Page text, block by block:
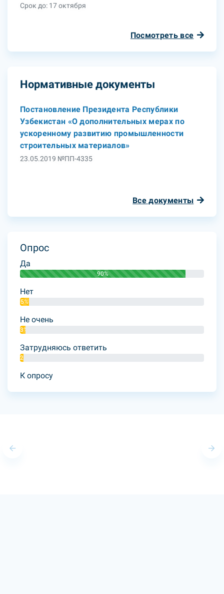
Срок до: 17 октября
Посмотреть все
Нормативные документы
Постановление Президента Республики
Узбекистан «О дополнительных мерах по
ускоренному развитию промышленности
строительных материалов»
23.05.2019 №ПП-4335
Все документы
Опрос
Да
90%
Нет
5%
Не очень
3%
Затрудняюсь ответить
2%
К опросу